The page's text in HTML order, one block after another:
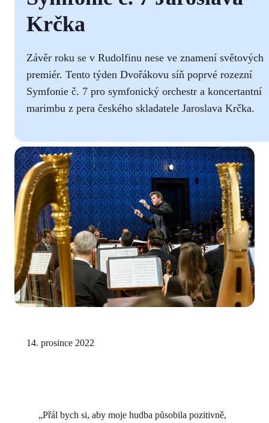
Krčka
Závěr roku se v Rudolfinu nese ve znamení světových
premiér. Tento týden Dvořákovu síň poprvé rozezní
Symfonie č. 7 pro symfonický orchestr a koncertantní
marimbu z pera českého skladatele Jaroslava Krčka.
14. prosince 2022
„Přál bych si, aby moje hudba působila pozitivně,